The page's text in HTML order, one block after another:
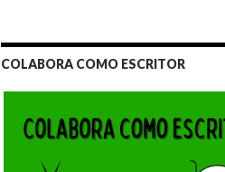
COLABORA COMO ESCRITOR